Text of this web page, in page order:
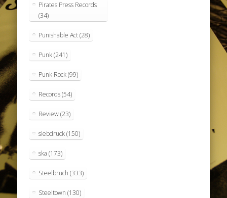
Pirates Press Records
(34)
Punishable Act(28)
Punk(241)
Punk Rock(99)
Records(54)
Review(23)
siebdruck(150)
ska (173)
Steelbruch (333)
Steeltown (130)